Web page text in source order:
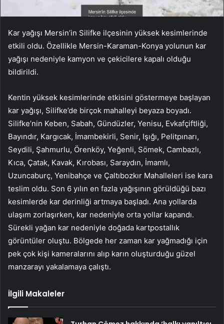
Kar yağışı Mersin’in Silifke ilçesinin yüksek kesimlerinde
etkili oldu. Özellikle Mersin-Karaman-Konya yolunun kar
yağışı nedeniyle kamyon ve çekicilere kapalı olduğu
bildirildi.
Kentin yüksek kesimlerinde etkisini göstermeye başlayan
kar yağışı, Silifke’de birçok mahalleyi beyaza boyadı.
Silifke’nin Keben, Sabah, Gündüzler, Yenisu, Evkafçiftliği,
Bayındır, Kargıcak, İmambekirli, Senir, Işığı, Pelitpınarı,
Seydili, Şahmurlu, Örenköy, Yeğenli, Sömek, Cambazlı,
Kıca, Çatak, Kavak, Kırobası, Saraydın, İmamlı,
Uzuncaburç, Yenibahçe ve Çaltıbozkır Mahalleleri ise kara
teslim oldu. Son 6 yılın en fazla yağışının görüldüğü bazı
kesimlerde kar derinliği artmaya başladı. Ana yollarda
ulaşım zorlaşırken, kar nedeniyle orta yollar kapandı.
Sürekli yağan kar nedeniyle doğada kartpostallık
görüntüler oluştu. Bölgede her zaman kar yağmadığı için
pek çok kişi kameralarını alıp karın oluşturduğu güzel
manzarayı yakalamaya çalıştı.
İlgili Makaleler